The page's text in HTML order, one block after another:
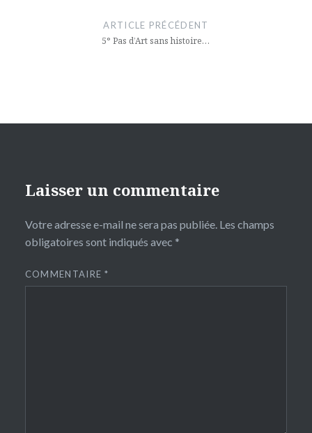
ARTICLE PRÉCÉDENT
5° Pas d’Art sans histoire…
Laisser un commentaire
Votre adresse e-mail ne sera pas publiée. Les champs
obligatoires sont indiqués avec *
COMMENTAIRE*